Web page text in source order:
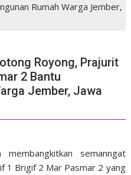
Rumah Warga Jember,
Royong, Prajurit
2 Bantu
Jember, Jawa
semanngat
1 Brigif 2 Mar Pasmar 2 yang